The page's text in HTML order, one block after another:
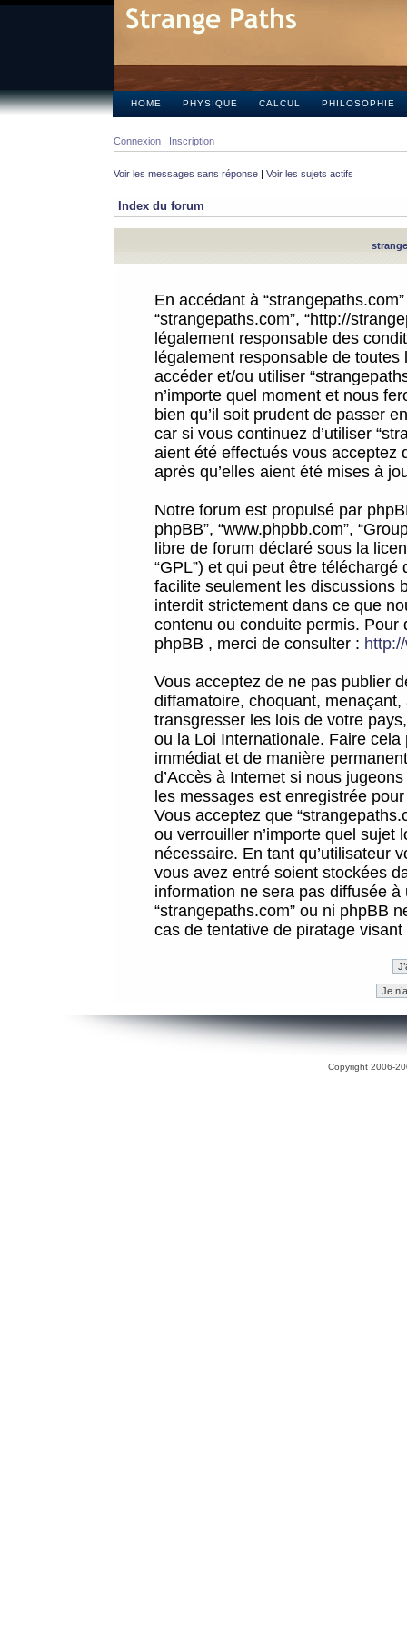
HOME PHYSIQUE CALCUL PHILOSOPHIE
Connexion Inscription
Voir les messages sans réponse | Voir les sujets actifs
Index du forum
En accédant à
“strangepaths.com”, “http://
légalement responsable des
légalement responsable de
accéder et/ou utiliser
n’importe quel moment et nous
bien qu’il soit prudent de passer
car si vous continuez d’utiliser
aient été effectués vous acceptez
après qu’elles aient été mises à
Notre forum est propulsé par
phpBB”, “www.phpbb.com”,
libre de forum déclaré sous la
“GPL”) et qui peut être téléchargé
facilite seulement les discussions
interdit strictement dans ce que
contenu ou conduite permis.
phpBB , merci de consulter :
Vous acceptez de ne pas publier
diffamatoire, choquant,
transgresser les lois de votre
ou la Loi Internationale. Faire
immédiat et de manière
d’Accès à Internet si nous
les messages est enregistrée
Vous acceptez que
ou verrouiller n’importe quel sujet
nécessaire. En tant qu’utilisateur
vous avez entré soient stockées
information ne sera pas diffusée
“strangepaths.com” ou ni phpBB
cas de tentative de piratage
Copyright 2006-